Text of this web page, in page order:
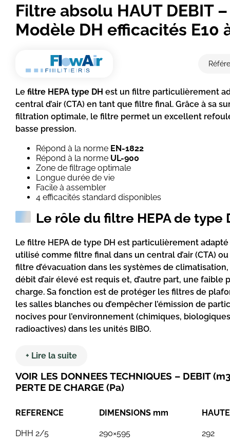
Filtre absolu HAUT DEBIT –
Modèle DH efficacités E10
Le filtre HEPA type DH est un filtre particulièrement
central d’air (CTA) en tant que filtre final. Grâce à sa
filtration optimale, le filtre permet un excellent
basse pression.
Répond à la norme EN-1822
Répond à la norme UL-900
Zone de filtrage optimale
Longue durée de vie
Facile à assembler
4 efficacités standard disponibles
Le rôle du filtre HEPA de type
Le filtre HEPA de type DH est particulièrement
utilisé comme filtre final dans un central d’air (CTA)
filtre d’évacuation dans les systèmes de
débit d’air élevé est requis et, d’autre part, une faible
charge. Sa fonction est de protéger les filtres de
les salles blanches ou d’empêcher l’émission de
nocives pour l’environnement (chimiques,
radioactives) dans les unités BIBO.
+ Lire la suite
VOIR LES DONNEES TECHNIQUES – DEBIT
PERTE DE CHARGE (Pa)
REFERENCE DIMENSIONS mm
DHH 2/5 290×595 292